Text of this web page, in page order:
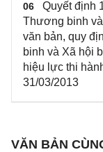
06
Quyết định
Thương binh
văn bản, quy
binh và Xã hội
hiệu lực thi
31/03/2013
VĂN BẢN